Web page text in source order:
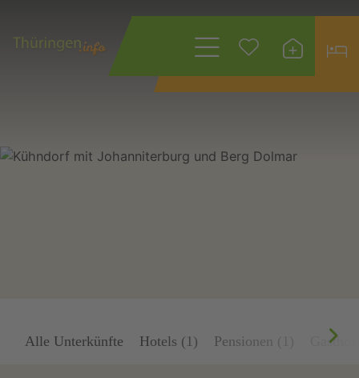
Wonach suchen
Alle Unterkünfte Hotels (1) Pensionen (1)